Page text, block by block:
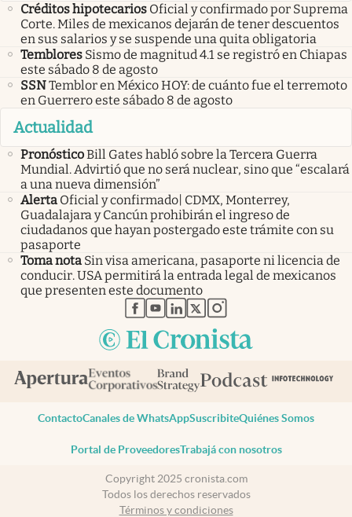
Créditos hipotecarios Oficial y confirmado por Suprema
Corte. Miles de mexicanos dejarán de tener descuentos
en sus salarios y se suspende una quita obligatoria
Temblores Sismo de magnitud 4.1 se registró en Chiapas
este sábado 8 de agosto
SSNTemblor en México HOY: de cuánto fue el terremoto
en Guerrero este sábado 8 de agosto
Actualidad
PronósticoBill Gates habló sobre la Tercera Guerra
Mundial. Advirtió que no será nuclear, sino que “escalará
a una nueva dimensión”
Alerta Oficial y confirmado| CDMX, Monterrey,
Guadalajara y Cancún prohibirán el ingreso de
ciudadanos que hayan postergado este trámite con su
pasaporte
Toma nota Sin visa americana, pasaporte ni licencia de
conducir. USA permitirá la entrada legal de mexicanos
que presenten este documento
abre en nueva pestaña
abre en nueva pestaña
abre en nueva pestaña
abre en nueva pestaña
abre en nueva pestaña
ContactoCanales de WhatsAppSuscribiteQuiénes Somos
Portal de ProveedoresTrabajá con nosotros
Copyright 2025 cronista.com
Todos los derechos reservados
Términos y condiciones